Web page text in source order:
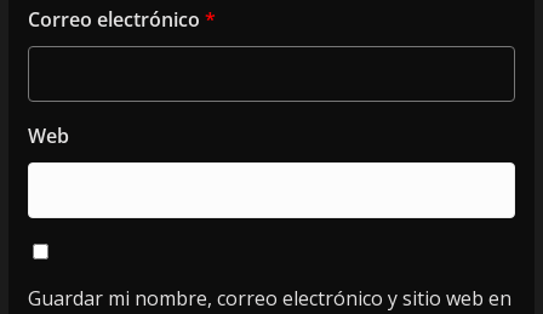
Correo electrónico *
Web
Guardar mi nombre, correo electrónico y sitio web en